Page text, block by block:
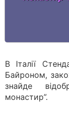
В Італії
Байроном,
знайде
монастир”.